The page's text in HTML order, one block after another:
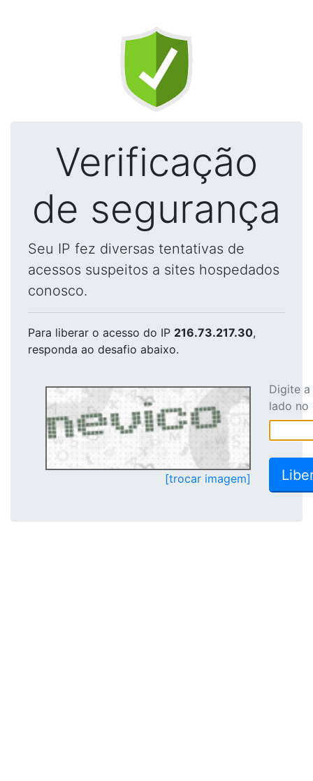
Verificação
de segurança
Seu IP fez diversas tentativas de
acessos suspeitos a sites hospedados
conosco.
Para liberar o acesso do IP 216.73.217.30,
responda ao desafio abaixo.
[trocar imagem]
Digite
lado no